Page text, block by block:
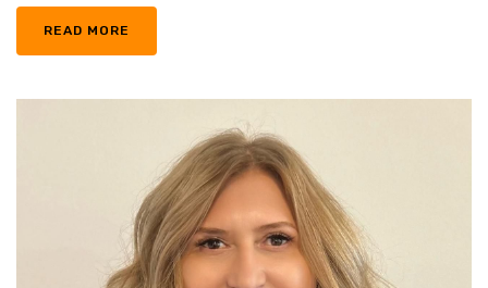
READ MORE